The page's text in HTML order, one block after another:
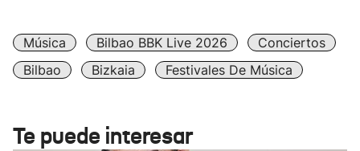
Música Bilbao BBK Live 2026
Conciertos
Bilbao
Bizkaia Festivales De Música
Te puede interesar